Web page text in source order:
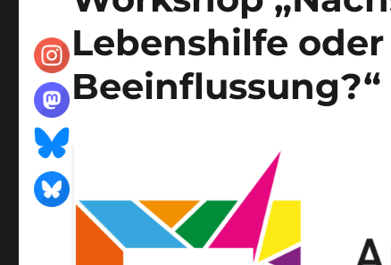
Lebenshilfe
Beeinflussung?“